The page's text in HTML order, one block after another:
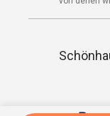
Unsere
von denen wir